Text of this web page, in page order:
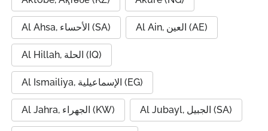
Al Ahsa, الأحساء (SA) Al Ain, العين (AE)
Al Hillah, الحلة (IQ)
Al Ismailiya, الإسماعيلية (EG)
Al Jahra, الجهراء (KW) Al Jubayl, الجبيل (SA)